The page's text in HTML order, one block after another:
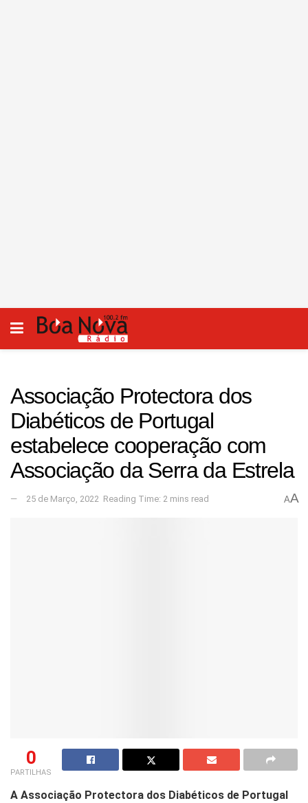
Associação Protectora dos
Diabéticos de Portugal
estabelece cooperação com
Associação da Serra da Estrela
25 de Março, 2022 Reading Time: 2 mins read AA
0
PARTILHAS
A Associação Protectora dos Diabéticos de Portugal